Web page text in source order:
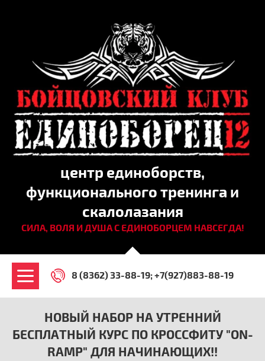
центр единоборств,
функционального тренинга и
скалолазания
СИЛА, ВОЛЯ И ДУША С ЕДИНОБОРЦЕМ НАВСЕГДА!
8 (8362) 33-88-19 +7(927)883-88-19
НОВЫЙ НАБОР НА УТРЕННИЙ
БЕСПЛАТНЫЙ КУРС ПО КРОССФИТУ "ON-
RAMP" ДЛЯ НАЧИНАЮЩИХ!!